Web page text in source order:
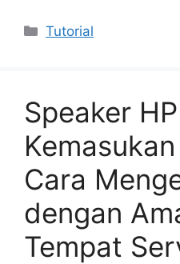
Categories
Tutorial
Speaker HP
Cara
dengan
Tempat